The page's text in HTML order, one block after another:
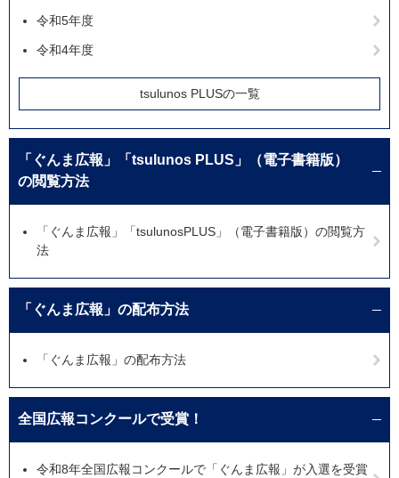
令和5年度
令和4年度
tsulunos PLUSの一覧
「ぐんま広報」「tsulunos PLUS」（電子書籍版）
の閲覧方法
「ぐんま広報」「tsulunosPLUS」（電子書籍版）の閲覧方
法
「ぐんま広報」の配布方法
「ぐんま広報」の配布方法
全国広報コンクールで受賞！
令和8年全国広報コンクールで「ぐんま広報」が入選を受賞